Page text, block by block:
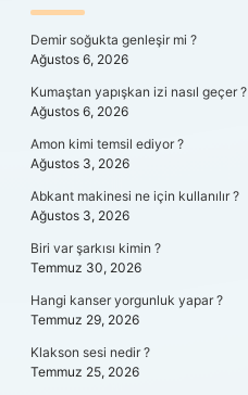
SIDEBAR
Demir soğukta genleşir mi ?
Ağustos 6, 2026
Kumaştan yapışkan izi nasıl geçer ?
Ağustos 6, 2026
Amon kimi temsil ediyor ?
Ağustos 3, 2026
Abkant makinesi ne için kullanılır ?
Ağustos 3, 2026
Biri var şarkısı kimin ?
Temmuz 30, 2026
Hangi kanser yorgunluk yapar ?
Temmuz 29, 2026
Klakson sesi nedir ?
Temmuz 25, 2026